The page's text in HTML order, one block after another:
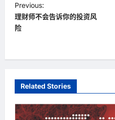
P
o
a
v
i
Previous:
理财师不会告诉你的投资风
险
Related Stories